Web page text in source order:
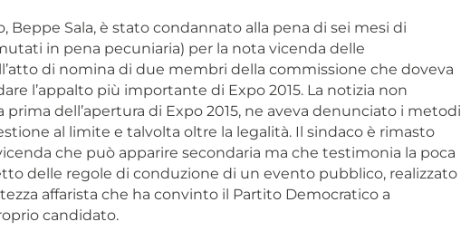
Beppe Sala, è stato condannato alla pena di sei mesi di
in pena pecuniaria) per la nota vicenda delle
di nomina di due membri della commissione che doveva
l’appalto più importante di Expo 2015. La notizia non
prima dell’apertura di Expo 2015, ne aveva denunciato i metodi
al limite e talvolta oltre la legalità. Il sindaco è rimasto
che può apparire secondaria ma che testimonia la poca
delle regole di conduzione di un evento pubblico, realizzato
affarista che ha convinto il Partito Democratico a
candidato.